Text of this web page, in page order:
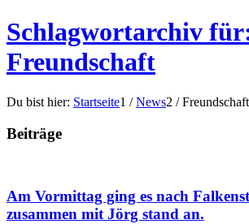
Schlagwortarchiv
Freundschaft
Du bist hier: Startseite1 / News2 / Freundschaft
Beiträge
Am Vormittag ging es nach
zusammen mit Jörg stand an.